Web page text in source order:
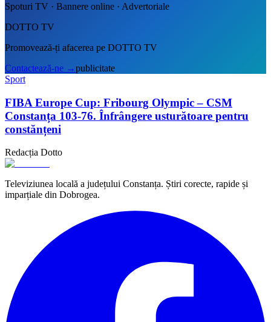
Spoturi TV · Bannere online · Advertoriale
DOTTO TV
Promovează-ți afacerea pe DOTTO TV
Contactează-ne →publicitate
Sport
FIBA Europe Cup: Fribourg Olympic – CSM
Constanța 103-76. Înfrângere usturătoare pentru
constănțeni
Redacția Dotto
Televiziunea locală a județului Constanța. Știri corecte, rapide și
imparțiale din Dobrogea.